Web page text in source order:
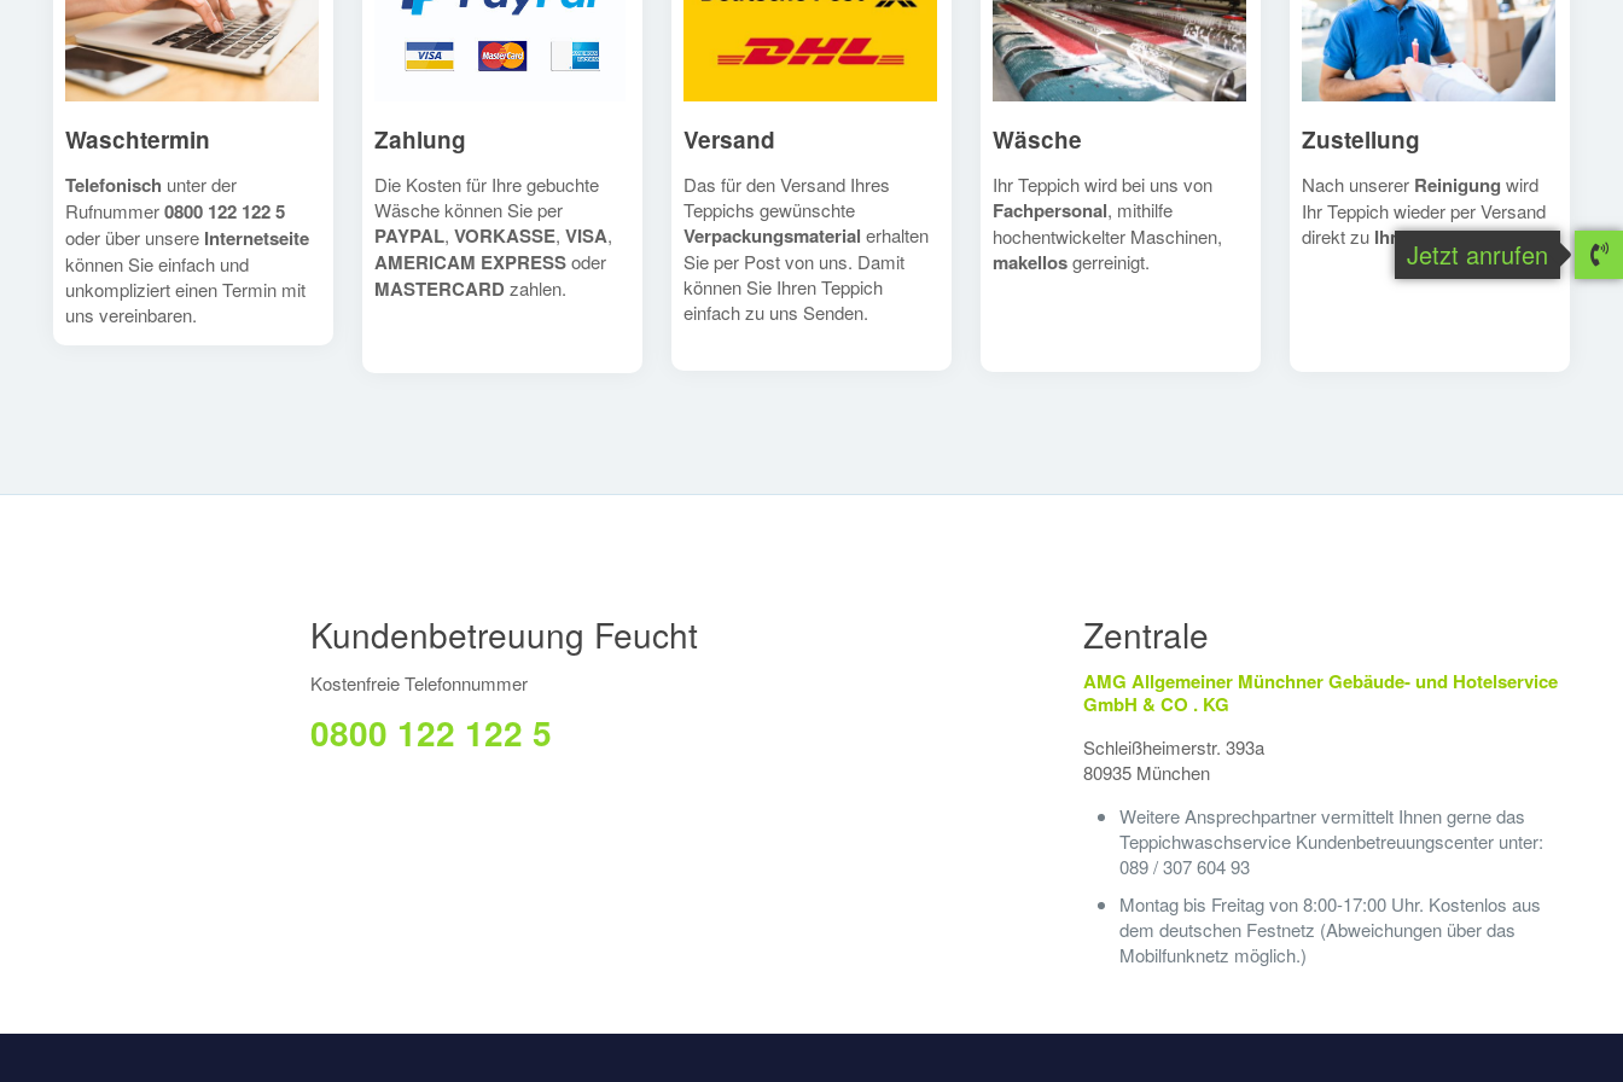
Waschtermin
Telefonisch unter der
Rufnummer0800 122 122 5
oder über unsere Internetseite
können Sie einfach und
unkompliziert einen Termin mit
uns vereinbaren.
Zahlung
Die Kosten für Ihre gebuchte
Wäsche können Sie per
PAYPAL, VORKASSE, VISA,
AMERICAM EXPRESSoder
MASTERCARDzahlen.
Versand
Das für den Versand Ihres
Teppichs gewünschte
Verpackungsmaterial erhalten
Sie per Post von uns. Damit
können Sie Ihren Teppich
einfach zu uns Senden.
Wäsche
Ihr Teppich wird bei uns von
Fachpersonal, mithilfe
hochentwickelter Maschinen,
makellosgerreinigt.
Zustellung
Nach unserer Reinigung wird
Ihr Teppich wieder per Versand
direkt zu Ihnengeschickt.
Kundenbetreuung Feucht
Kostenfreie Telefonnummer
0800 122 122 5
Zentrale
AMG Allgemeiner Münchner Gebäude- und Hotelservice
GmbH & CO . KG
Schleißheimerstr. 393a
80935 München
Weitere Ansprechpartner vermittelt Ihnen gerne das
Teppichwaschservice Kundenbetreuungscenter unter:
089 / 307 604 93
Montag bis Freitag von 8:00-17:00 Uhr. Kostenlos aus
dem deutschen Festnetz (Abweichungen über das
Mobilfunknetz möglich.)
Jetzt anrufen